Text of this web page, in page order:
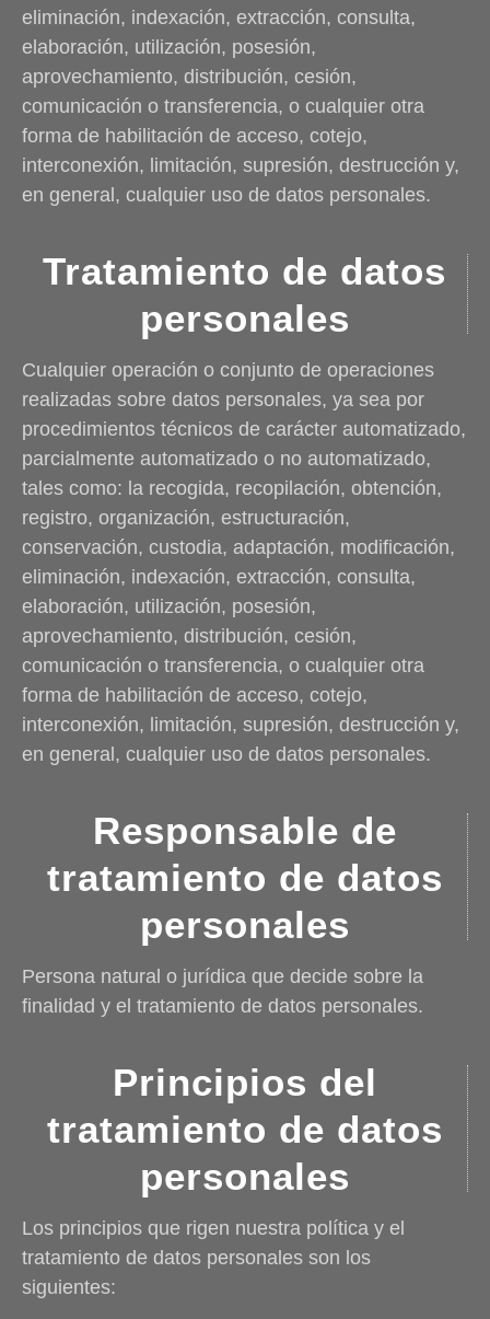
eliminación, indexación, extracción, consulta,
elaboración, utilización, posesión,
aprovechamiento, distribución, cesión,
comunicación o transferencia, o cualquier otra
forma de habilitación de acceso, cotejo,
interconexión, limitación, supresión, destrucción y,
en general, cualquier uso de datos personales.
Tratamiento de datos
personales
Cualquier operación o conjunto de operaciones
realizadas sobre datos personales, ya sea por
procedimientos técnicos de carácter automatizado,
parcialmente automatizado o no automatizado,
tales como: la recogida, recopilación, obtención,
registro, organización, estructuración,
conservación, custodia, adaptación, modificación,
eliminación, indexación, extracción, consulta,
elaboración, utilización, posesión,
aprovechamiento, distribución, cesión,
comunicación o transferencia, o cualquier otra
forma de habilitación de acceso, cotejo,
interconexión, limitación, supresión, destrucción y,
en general, cualquier uso de datos personales.
Responsable de
tratamiento de datos
personales
Persona natural o jurídica que decide sobre la
finalidad y el tratamiento de datos personales.
Principios del
tratamiento de datos
personales
Los principios que rigen nuestra política y el
tratamiento de datos personales son los
siguientes: